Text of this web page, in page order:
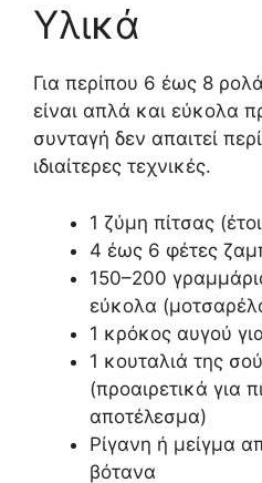
Υλικά
Για περίπου 6 έως 8
είναι απλά και εύκολα
συνταγή δεν απαιτεί
ιδιαίτερες τεχνικές.
1 ζύμη πίτσας
4 έως 6 φέτες
150–200
εύκολα
1 κρόκος αυγού
1 κουταλιά της
(προαιρετικά για
αποτέλεσμα)
Ρίγανη ή μείγμα
βότανα